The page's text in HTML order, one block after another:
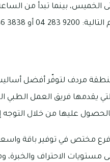
3838 236 04
مردف لتوفّر أفضل
يقدمها فريق العمل
عليها من خلال التوجه
مختص في توفير باقة واسعة
الاحتراف والخبرة،